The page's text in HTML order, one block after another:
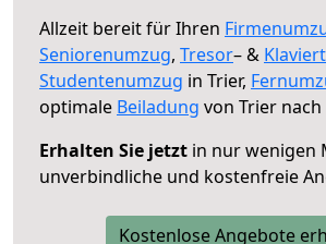
Allzeit bereit für Ihren
Seniorenumzug, Tresor– &
Studentenumzug in Trier,
optimale Beiladung von Trier
Erhalten Sie jetzt in nur wenigen
unverbindliche und kostenfreie
Kostenlose Angebote